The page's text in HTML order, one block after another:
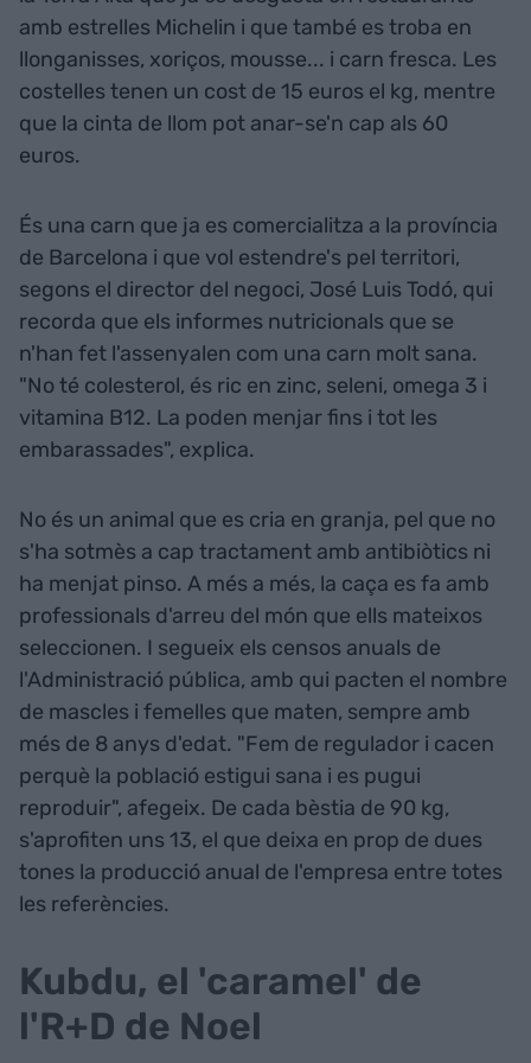
amb estrelles Michelin i que també es troba en
llonganisses, xoriços, mousse... i carn fresca. Les
costelles tenen un cost de 15 euros el kg, mentre
que la cinta de llom pot anar-se'n cap als 60
euros.
És una carn que ja es comercialitza a la província
de Barcelona i que vol estendre's pel territori,
segons el director del negoci, José Luis Todó, qui
recorda que els informes nutricionals que se
n'han fet l'assenyalen com una carn molt sana.
"No té colesterol, és ric en zinc, seleni, omega 3 i
vitamina B12. La poden menjar fins i tot les
embarassades", explica.
No és un animal que es cria en granja, pel que no
s'ha sotmès a cap tractament amb antibiòtics ni
ha menjat pinso. A més a més, la caça es fa amb
professionals d'arreu del món que ells mateixos
seleccionen. I segueix els censos anuals de
l'Administració pública, amb qui pacten el nombre
de mascles i femelles que maten, sempre amb
més de 8 anys d'edat. "Fem de regulador i cacen
perquè la població estigui sana i es pugui
reproduir", afegeix. De cada bèstia de 90 kg,
s'aprofiten uns 13, el que deixa en prop de dues
tones la producció anual de l'empresa entre totes
les referències.
Kubdu, el 'caramel' de
l'R+D de Noel